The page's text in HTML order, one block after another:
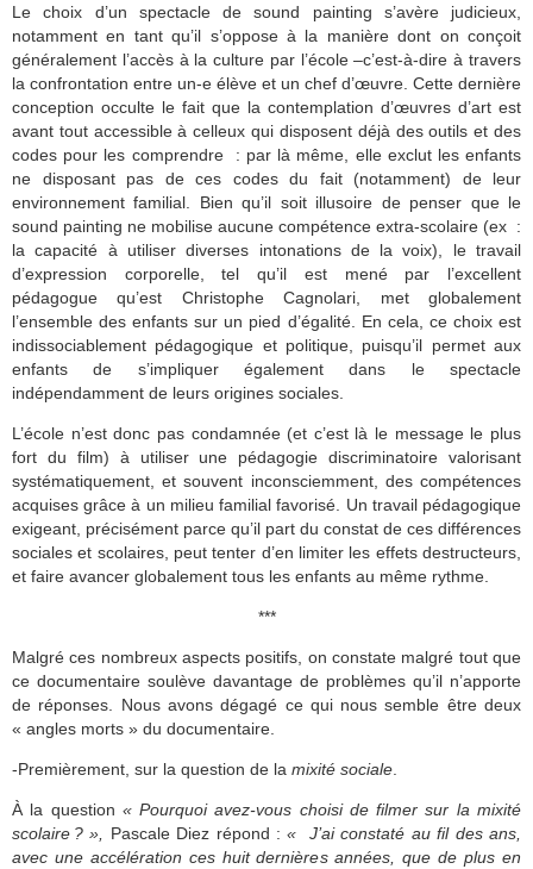
Le choix d’un spectacle de sound painting s’avère judicieux,
notamment en tant qu’il s’oppose à la manière dont on conçoit
généralement l’accès à la culture par l’école –c’est-à-dire à travers
la confrontation entre un-e élève et un chef d’œuvre. Cette dernière
conception occulte le fait que la contemplation d’œuvres d’art est
avant tout accessible à celleux qui disposent déjà des outils et des
codes pour les comprendre : par là même, elle exclut les enfants
ne disposant pas de ces codes du fait (notamment) de leur
environnement familial. Bien qu’il soit illusoire de penser que le
sound painting ne mobilise aucune compétence extra-scolaire (ex :
la capacité à utiliser diverses intonations de la voix), le travail
d’expression corporelle, tel qu’il est mené par l’excellent
pédagogue qu’est Christophe Cagnolari, met globalement
l’ensemble des enfants sur un pied d’égalité. En cela, ce choix est
indissociablement pédagogique et politique, puisqu’il permet aux
enfants de s’impliquer également dans le spectacle
indépendamment de leurs origines sociales.
L’école n’est donc pas condamnée (et c’est là le message le plus
fort du film) à utiliser une pédagogie discriminatoire valorisant
systématiquement, et souvent inconsciemment, des compétences
acquises grâce à un milieu familial favorisé. Un travail pédagogique
exigeant, précisément parce qu’il part du constat de ces différences
sociales et scolaires, peut tenter d’en limiter les effets destructeurs,
et faire avancer globalement tous les enfants au même rythme.
***
Malgré ces nombreux aspects positifs, on constate malgré tout que
ce documentaire soulève davantage de problèmes qu’il n’apporte
de réponses. Nous avons dégagé ce qui nous semble être deux
« angles morts » du documentaire.
-Premièrement, sur la question de la mixité sociale
À la question « Pourquoi avez-vous choisi de filmer sur la mixité
scolaire ?», Pascale Diez répond : «
J’ai constaté au fil des ans,
avec une accélération ces huit dernières années, que de plus en